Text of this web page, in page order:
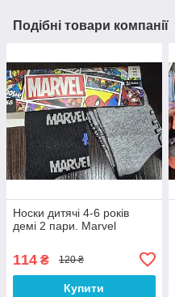
Подібні товари компанії
Носки дитячі 4-6 років
демі 2 пари. Marvel
114 ₴ 120 ₴
Купити